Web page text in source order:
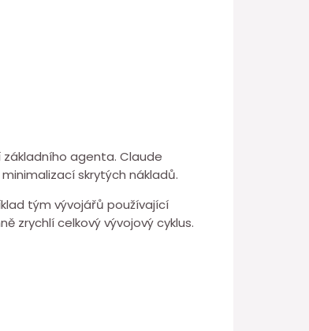
agenta. Claude
skrytých nákladů.
tým⁢ vývojářů⁢ používající
zrychlí celkový vývojový cyklus.